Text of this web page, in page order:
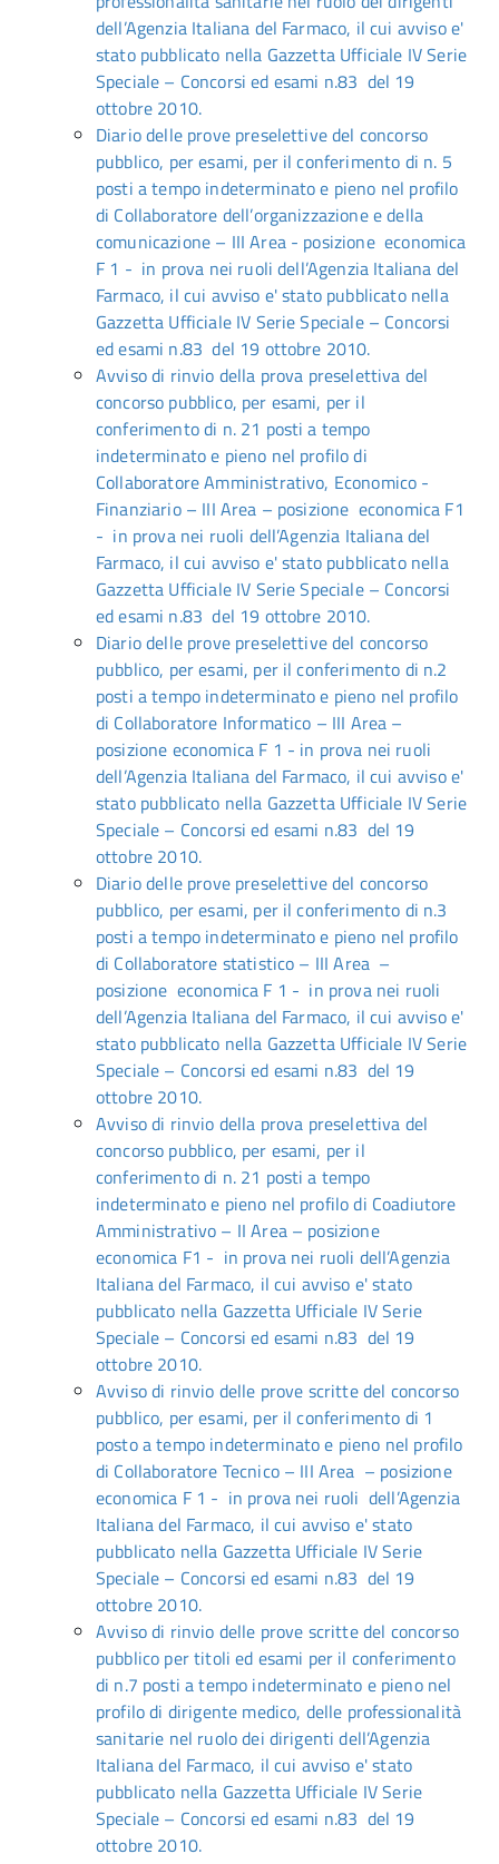
dell’Agenzia Italiana del Farmaco, il cui avviso e'
stato pubblicato nella Gazzetta Ufficiale IV Serie
Speciale – Concorsi ed esami n.83 del 19
ottobre 2010.
Diario delle prove preselettive del concorso
pubblico, per esami, per il conferimento di n. 5
posti a tempo indeterminato e pieno nel profilo
di Collaboratore dell’organizzazione e della
comunicazione – III Area - posizione economica
F 1 - in prova nei ruoli dell’Agenzia Italiana del
Farmaco, il cui avviso e' stato pubblicato nella
Gazzetta Ufficiale IV Serie Speciale – Concorsi
ed esami n.83 del 19 ottobre 2010.
Avviso di rinvio della prova preselettiva del
concorso pubblico, per esami, per il
conferimento di n. 21 posti a tempo
indeterminato e pieno nel profilo di
Collaboratore Amministrativo, Economico -
Finanziario – III Area – posizione economica F1
- in prova nei ruoli dell’Agenzia Italiana del
Farmaco, il cui avviso e' stato pubblicato nella
Gazzetta Ufficiale IV Serie Speciale – Concorsi
ed esami n.83 del 19 ottobre 2010.
Diario delle prove preselettive del concorso
pubblico, per esami, per il conferimento di n.2
posti a tempo indeterminato e pieno nel profilo
di Collaboratore Informatico – III Area –
posizione economica F 1 - in prova nei ruoli
dell’Agenzia Italiana del Farmaco, il cui avviso e'
stato pubblicato nella Gazzetta Ufficiale IV Serie
Speciale – Concorsi ed esami n.83 del 19
ottobre 2010.
Diario delle prove preselettive del concorso
pubblico, per esami, per il conferimento di n.3
posti a tempo indeterminato e pieno nel profilo
di Collaboratore statistico – III Area –
posizione economica F 1 - in prova nei ruoli
dell’Agenzia Italiana del Farmaco, il cui avviso e'
stato pubblicato nella Gazzetta Ufficiale IV Serie
Speciale – Concorsi ed esami n.83 del 19
ottobre 2010.
Avviso di rinvio della prova preselettiva del
concorso pubblico, per esami, per il
conferimento di n. 21 posti a tempo
indeterminato e pieno nel profilo di Coadiutore
Amministrativo – II Area – posizione
economica F1 - in prova nei ruoli dell’Agenzia
Italiana del Farmaco, il cui avviso e' stato
pubblicato nella Gazzetta Ufficiale IV Serie
Speciale – Concorsi ed esami n.83 del 19
ottobre 2010.
Avviso di rinvio delle prove scritte del concorso
pubblico, per esami, per il conferimento di 1
posto a tempo indeterminato e pieno nel profilo
di Collaboratore Tecnico – III Area – posizione
economica F 1 - in prova nei ruoli dell’Agenzia
Italiana del Farmaco, il cui avviso e' stato
pubblicato nella Gazzetta Ufficiale IV Serie
Speciale – Concorsi ed esami n.83 del 19
ottobre 2010.
Avviso di rinvio delle prove scritte del concorso
pubblico per titoli ed esami per il conferimento
di n.7 posti a tempo indeterminato e pieno nel
profilo di dirigente medico, delle professionalità
sanitarie nel ruolo dei dirigenti dell’Agenzia
Italiana del Farmaco, il cui avviso e' stato
pubblicato nella Gazzetta Ufficiale IV Serie
Speciale – Concorsi ed esami n.83 del 19
ottobre 2010.